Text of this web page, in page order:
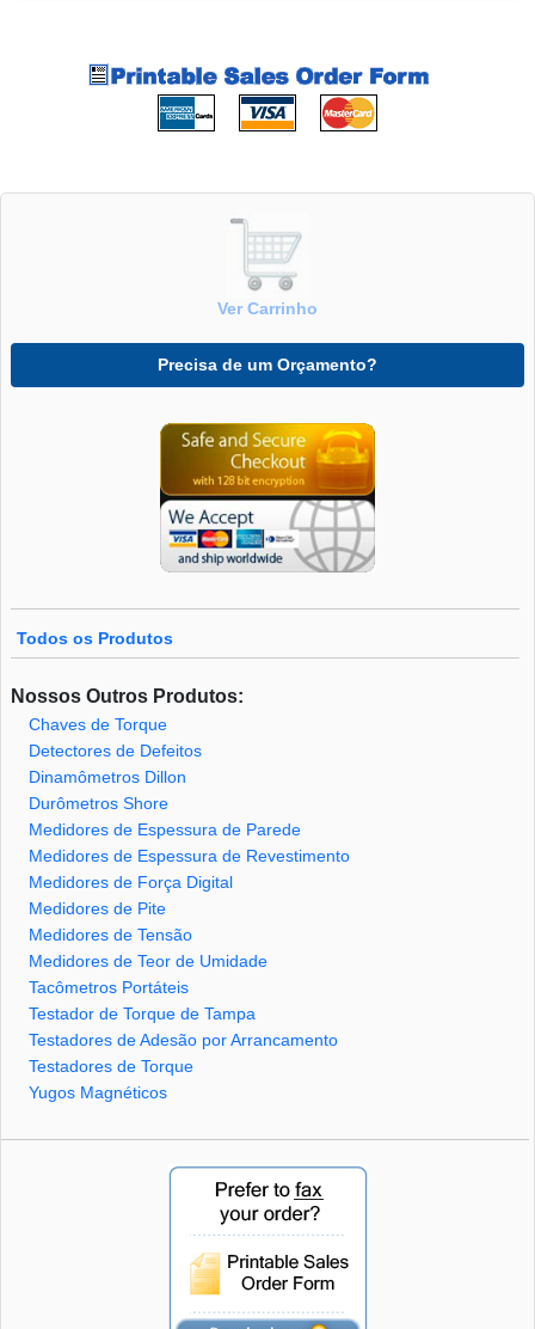
Ver Carrinho
Precisa de um Orçamento?
Todos os Produtos
Nossos Outros Produtos:
Chaves de Torque
Detectores de Defeitos
Dinamômetros Dillon
Durômetros Shore
Medidores de Espessura de Parede
Medidores de Espessura de Revestimento
Medidores de Força Digital
Medidores de Pite
Medidores de Tensão
Medidores de Teor de Umidade
Tacômetros Portáteis
Testador de Torque de Tampa
Testadores de Adesão por Arrancamento
Testadores de Torque
Yugos Magnéticos